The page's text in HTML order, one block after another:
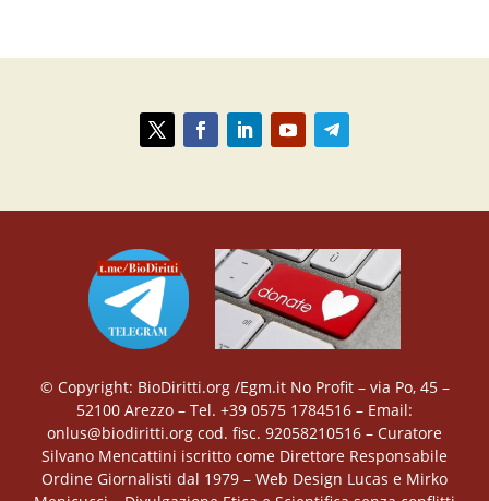
© Copyright: BioDiritti.org /Egm.it No Profit – via Po, 45 –
52100 Arezzo – Tel. +39 0575 1784516 – Email:
onlus@biodiritti.org cod. fisc. 92058210516 – Curatore
Silvano Mencattini iscritto come Direttore Responsabile
Ordine Giornalisti dal 1979 – Web Design Lucas e Mirko